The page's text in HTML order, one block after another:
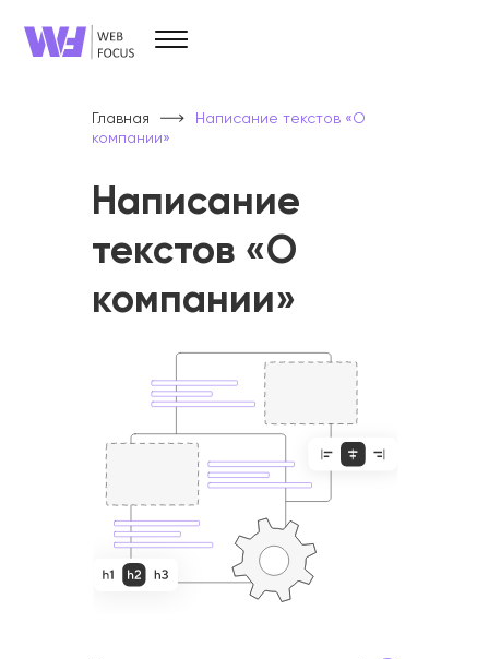
О компании
Вопрос/ответ
Интересное
Услуги
Разработка сайтов
Прочие услуги
Главная
Написание текстов «О
компании»
Написание
текстов «О
компании»